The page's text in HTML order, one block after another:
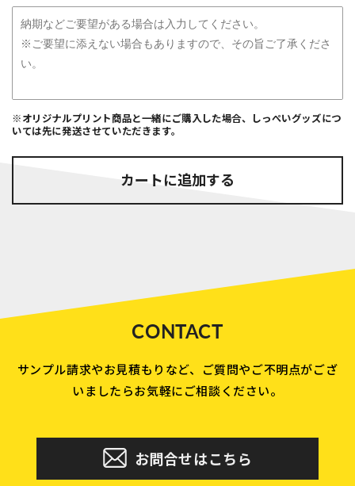
※オリジナルプリント商品と一緒にご購入した場合、しっぺいグッズにつ
いては先に発送させていただきます。
カートに追加する
CONTACT
サンプル請求やお見積もりなど、ご質問やご不明点がござ
いましたらお気軽にご相談ください。
お問合せはこちら